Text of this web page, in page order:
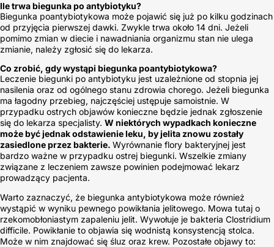
Ile trwa biegunka po antybiotyku?
Biegunka poantybiotykowa może pojawić się już po kilku godzinach
od przyjęcia pierwszej dawki. Zwykle trwa około 14 dni. Jeżeli
pomimo zmian w diecie i nawadniania organizmu stan nie ulega
zmianie, należy zgłosić się do lekarza.
Co zrobić, gdy wystąpi biegunka poantybiotykowa?
Leczenie biegunki po antybiotyku jest uzależnione od stopnia jej
nasilenia oraz od ogólnego stanu zdrowia chorego. Jeżeli biegunka
ma łagodny przebieg, najczęściej ustępuje samoistnie. W
przypadku ostrych objawów konieczne będzie jednak zgłoszenie
się do lekarza specjalisty. W niektórych wypadkach konieczne
może być jednak odstawienie leku, by jelita znowu zostały
zasiedlone przez bakterie. Wyrównanie flory bakteryjnej jest
bardzo ważne w przypadku ostrej biegunki. Wszelkie zmiany
związane z leczeniem zawsze powinien podejmować lekarz
prowadzący pacjenta.
Warto zaznaczyć, że biegunka antybiotykowa może również
wystąpić w wyniku pewnego powikłania jelitowego. Mowa tutaj o
rzekomobłoniastym zapaleniu jelit. Wywołuje je bakteria Clostridium
difficile. Powikłanie to objawia się wodnistą konsystencją stolca.
Może w nim znajdować się śluz oraz krew. Pozostałe objawy to: